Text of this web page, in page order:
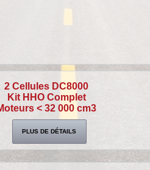
2 Cellules DC8000
Kit HHO Complet
< 32 000 cm3
PLUS DE DÉTAILS